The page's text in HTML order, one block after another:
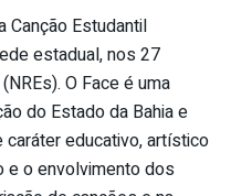
Estudantil
estadual, nos 27
O Face é uma
do Estado da Bahia e
educativo, artístico
e o envolvimento dos